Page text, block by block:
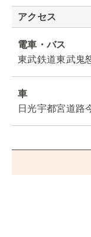
アクセス
電車・バス
東武鉄道東武鬼
車
日光宇都宮道路